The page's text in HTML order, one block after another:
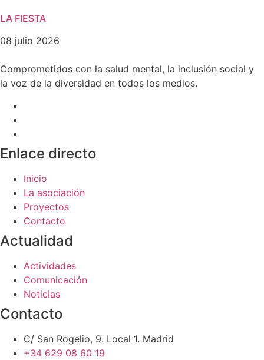
LA FIESTA
08 julio 2026
Comprometidos con la salud mental, la inclusión social y
la voz de la diversidad en todos los medios.
Enlace directo
Inicio
La asociación
Proyectos
Contacto
Actualidad
Actividades
Comunicación
Noticias
Contacto
C/ San Rogelio, 9. Local 1. Madrid
+34 629 08 60 19